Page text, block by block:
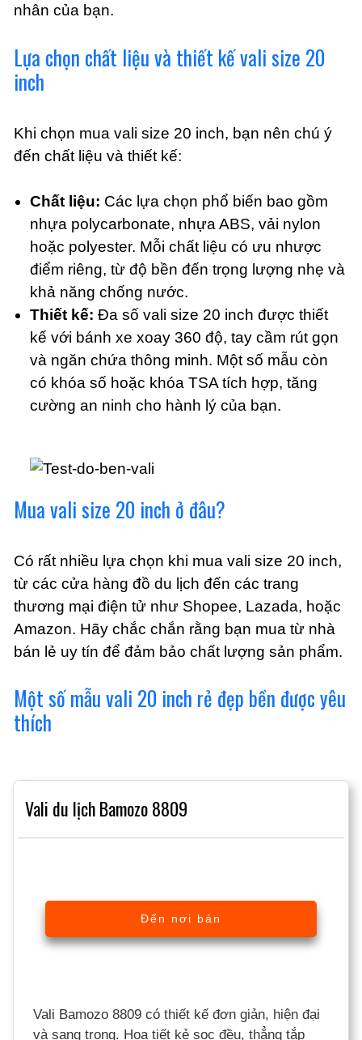
nhân của bạn.
Lựa chọn chất liệu và thiết kế vali size 20
inch
Khi chọn mua vali size 20 inch, bạn nên chú ý
đến chất liệu và thiết kế:
Chất liệu: Các lựa chọn phổ biến bao gồm
nhựa polycarbonate, nhựa ABS, vải nylon
hoặc polyester. Mỗi chất liệu có ưu nhược
điểm riêng, từ độ bền đến trọng lượng nhẹ và
khả năng chống nước.
Thiết kế: Đa số vali size 20 inch được thiết
kế với bánh xe xoay 360 độ, tay cầm rút gọn
và ngăn chứa thông minh. Một số mẫu còn
có khóa số hoặc khóa TSA tích hợp, tăng
cường an ninh cho hành lý của bạn.
Mua vali size 20 inch ở đâu?
Có rất nhiều lựa chọn khi mua vali size 20 inch,
từ các cửa hàng đồ du lịch đến các trang
thương mại điện tử như Shopee, Lazada, hoặc
Amazon. Hãy chắc chắn rằng bạn mua từ nhà
bán lẻ uy tín để đảm bảo chất lượng sản phẩm.
Một số mẫu vali 20 inch rẻ đẹp bền được yêu
thích
Vali du lịch Bamozo 8809
Đến nơi bán
Vali Bamozo 8809 có thiết kế đơn giản, hiện đại
và sang trọng. Họa tiết kẻ sọc đều, thẳng tắp